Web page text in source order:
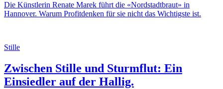
Die Künstlerin Renate Marek führt die «Nordstadtbraut» in
Hannover. Warum Profitdenken für sie nicht das Wichtigste ist.
Stille
Zwischen Stille und Sturmflut: Ein
Einsiedler auf der Hallig.